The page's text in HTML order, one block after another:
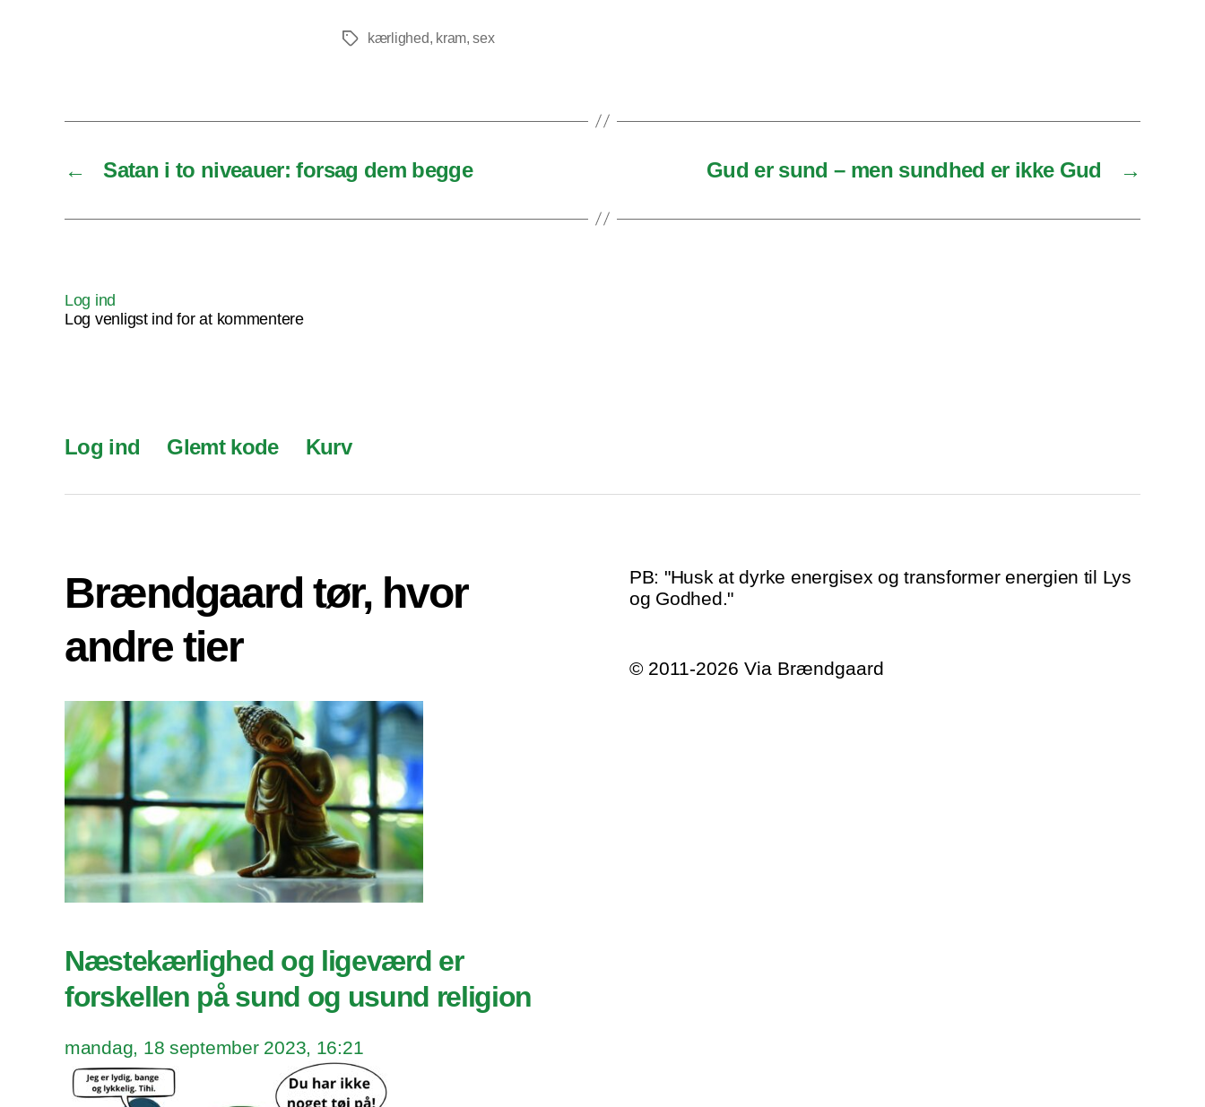
Tagskærlighed, kram,sex
← Satan i to niveauer: forsag dem begge →
Gud er sund – men sundhed er ikke Gud
Log ind
Log venligst ind for at kommentere
Log ind Glemt kode Kurv
Brændgaard tør, hvor
andre tier
Næstekærlighed og ligeværd er
forskellen på sund og usund religion
mandag, 18 september 2023, 16:21
PB: "Husk at dyrke energisex og transformer energien til Lys
og Godhed."
© 2011-2026 Via Brændgaard